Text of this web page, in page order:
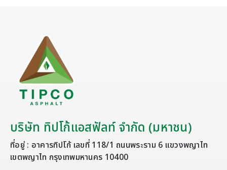
บริษัท ทิปโก้แอสฟัลท์ จำกัด (มหาชน)
ที่อยู่ : อาคารทิปโก้ เลขที่ 118/1 ถนนพระราม 6 แขวงพญาไท
เขตพญาไท กรุงเทพมหานคร 10400